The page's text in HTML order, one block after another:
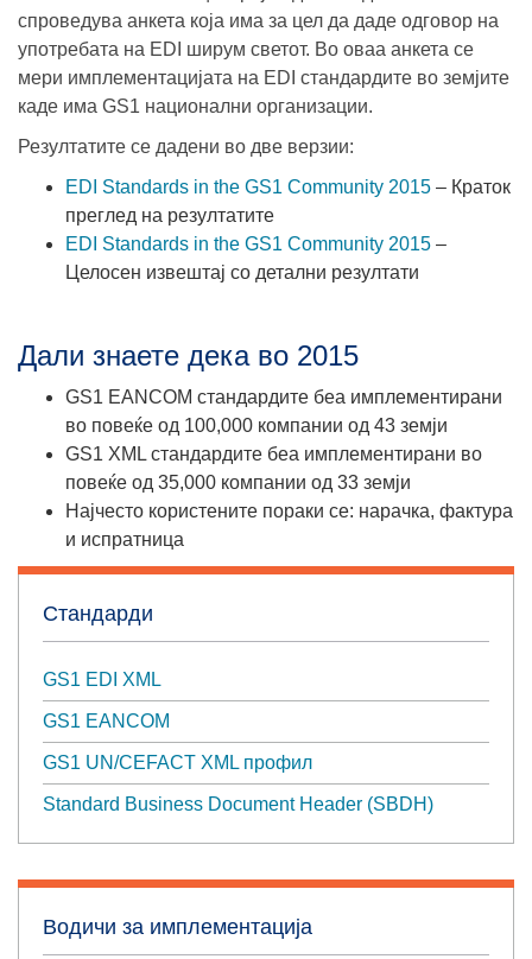
спроведува анкета која има за цел да даде одговор на
употребата на EDI ширум светот. Во оваа анкета се
мери имплементацијата на EDI стандардите во земјите
каде има GS1 национални организации.
Резултатите се дадени во две верзии:
EDI Standards in the GS1 Community 2015 – Краток
преглед на резултатите
EDI Standards in the GS1 Community 2015 –
Целосен извештај со детални резултати
Дали знаете дека во 2015
GS1 EANCOM стандардите беа имплементирани
во повеќе од 100,000 компании од 43 земји
GS1 XML стандардите беа имплементирани во
повеќе од 35,000 компании од 33 земји
Најчесто користените пораки се: нарачка, фактура
и испратница
Стандарди
GS1 EDI XML
GS1 EANCOM
GS1 UN/CEFACT XML профил
Standard Business Document Header (SBDH)
Водичи за имплементација